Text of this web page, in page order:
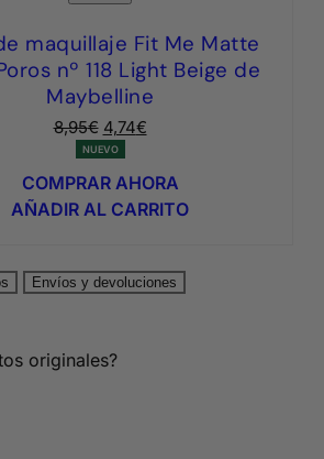
maquillaje Fit Me Matte
nº 118 Light Beige de
Maybelline
8,95€ El
precio
original
era:
8,95€.
4,74€El
actual
es:
4,74€.
NUEVO
COMPRAR AHORA
AÑADIR AL CARRITO
Envíos y devoluciones
originales?